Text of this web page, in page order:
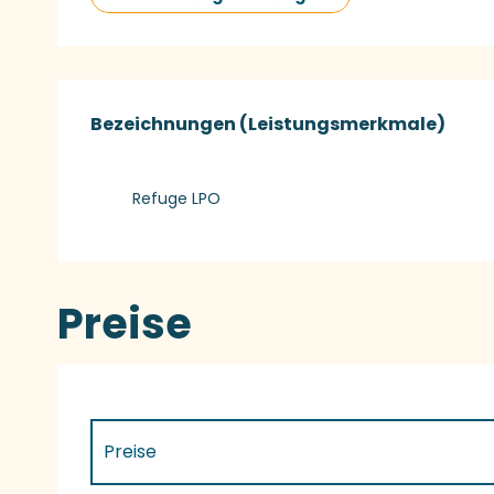
Bezeichnungen (Leistungsmerkmale)
Bezeichnungen (Leistungsmerkmale)
Refuge LPO
Preise
Preise